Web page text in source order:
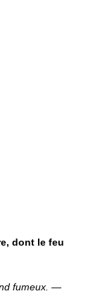
dont le feu
fumeux. —